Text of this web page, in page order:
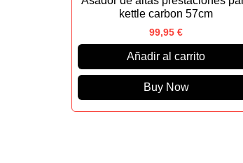
kettle carbon 57cm
99,95 €
Añadir al carrito
Buy Now